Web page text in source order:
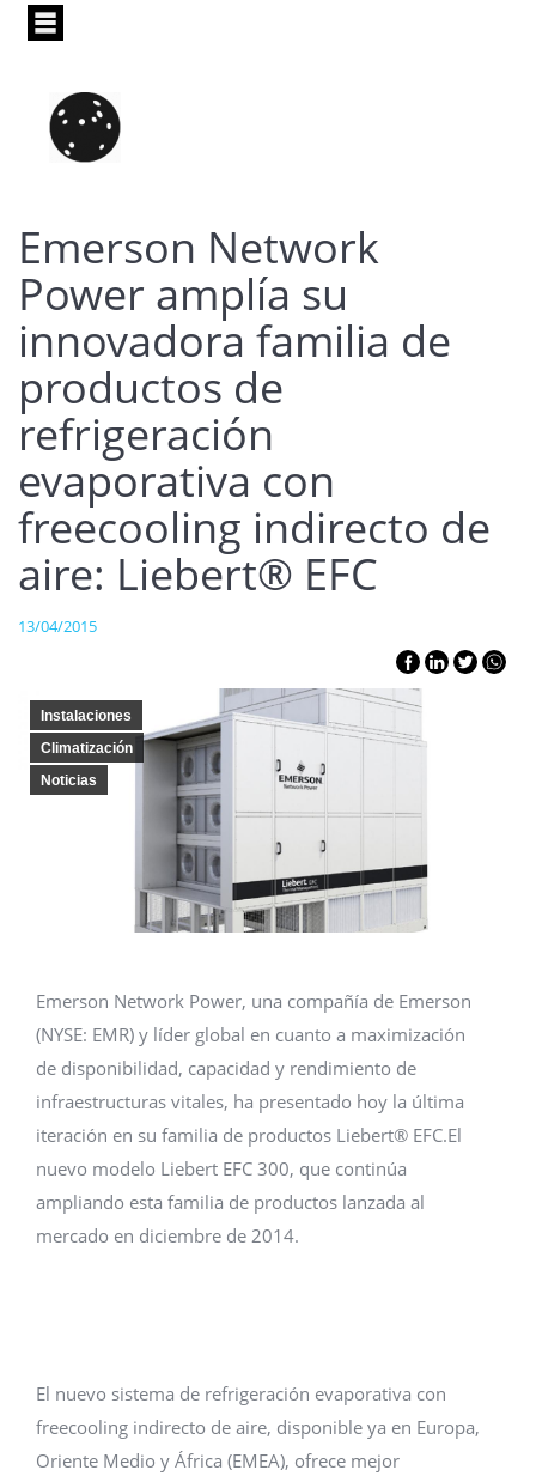
Pasar
principal
Emerson Network
Power amplía su
innovadora familia de
productos de
refrigeración
evaporativa con
freecooling indirecto de
aire: Liebert® EFC
13/04/2015
Instalaciones
Climatización
Noticias
Emerson Network Power, una compañía de Emerson
(NYSE: EMR) y líder global en cuanto a maximización
de disponibilidad, capacidad y rendimiento de
infraestructuras vitales, ha presentado hoy la última
iteración en su familia de productos Liebert® EFC.El
nuevo modelo Liebert EFC 300, que continúa
ampliando esta familia de productos lanzada al
mercado en diciembre de 2014.
El nuevo sistema de refrigeración evaporativa con
freecooling indirecto de aire, disponible ya en Europa,
Oriente Medio y África (EMEA), ofrece mejor